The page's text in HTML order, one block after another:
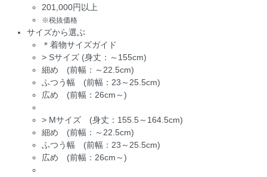
201,000円以上
※税抜価格
サイズから選ぶ
＊着物サイズガイド
> Sサイズ (身丈：～155cm)
細め (前幅：～22.5cm)
ふつう幅 (前幅：23～25.5cm)
広め (前幅：26cm～)
> Mサイズ (身丈：155.5～164.5cm)
細め (前幅：～22.5cm)
ふつう幅 (前幅：23～25.5cm)
広め (前幅：26cm～)